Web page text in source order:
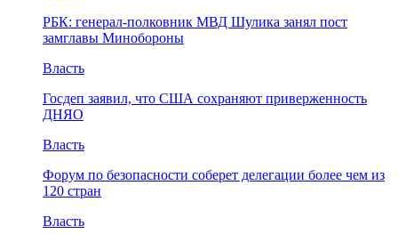
РБК: генерал-полковник МВД Шулика занял пост
замглавы Минобороны
Власть
Госдеп заявил, что США сохраняют приверженность
ДНЯО
Власть
Форум по безопасности соберет делегации более чем из
120 стран
Власть